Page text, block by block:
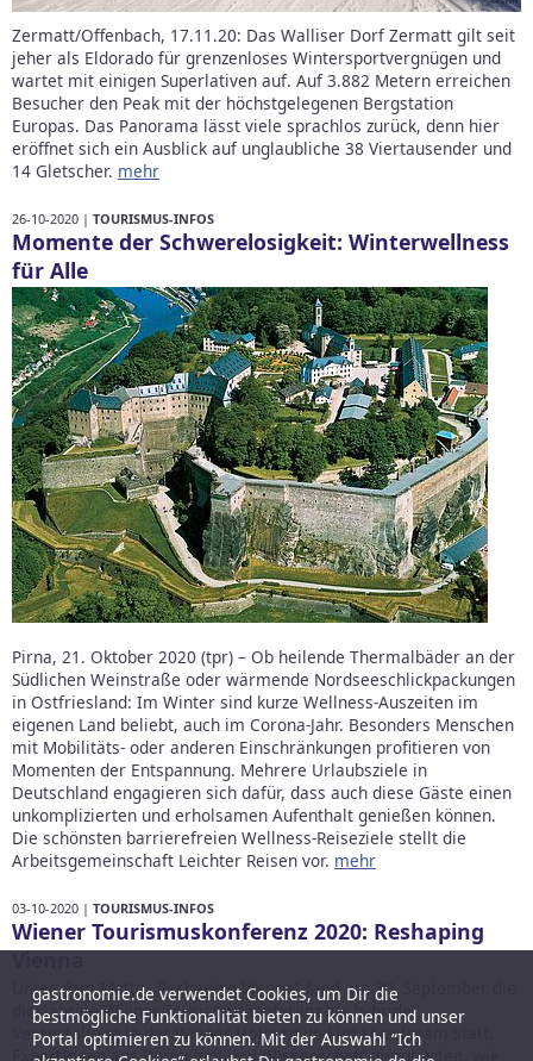
Zermatt/Offenbach, 17.11.20: Das Walliser Dorf Zermatt gilt seit
jeher als Eldorado für grenzenloses Wintersportvergnügen und
wartet mit einigen Superlativen auf. Auf 3.882 Metern erreichen
Besucher den Peak mit der höchstgelegenen Bergstation
Europas. Das Panorama lässt viele sprachlos zurück, denn hier
eröffnet sich ein Ausblick auf unglaubliche 38 Viertausender und
14 Gletscher. mehr
26-10-2020 | TOURISMUS-INFOS
Momente der Schwerelosigkeit: Winterwellness
für Alle
Pirna, 21. Oktober 2020 (tpr) – Ob heilende Thermalbäder an der
Südlichen Weinstraße oder wärmende Nordseeschlickpackungen
in Ostfriesland: Im Winter sind kurze Wellness-Auszeiten im
eigenen Land beliebt, auch im Corona-Jahr. Besonders Menschen
mit Mobilitäts- oder anderen Einschränkungen profitieren von
Momenten der Entspannung. Mehrere Urlaubsziele in
Deutschland engagieren sich dafür, dass auch diese Gäste einen
unkomplizierten und erholsamen Aufenthalt genießen können.
Die schönsten barrierefreien Wellness-Reiseziele stellt die
Arbeitsgemeinschaft Leichter Reisen vor. mehr
03-10-2020 | TOURISMUS-INFOS
Wiener Tourismuskonferenz 2020: Reshaping
Vienna
Unter dem Motto „Reshaping Vienna" fand am 30. September die
diesjährige Wiener Tourismuskonferenz als hybride
Veranstaltung in der Wiener Hofburg und im Livestream statt.
ExpertInnen aus Wirtschaft und Wissenschaft diskutierten, wie
gastronomie.de verwendet Cookies, um Dir die
bestmögliche Funktionalität bieten zu können und unser
Portal optimieren zu können. Mit der Auswahl “Ich